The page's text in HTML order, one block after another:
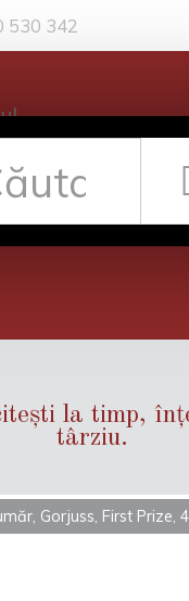
530 342
la timp,
târziu.
Gorjuss, First Prize,